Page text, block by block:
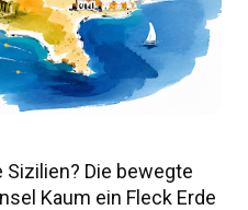
Die bewegte
Kaum ein Fleck Erde